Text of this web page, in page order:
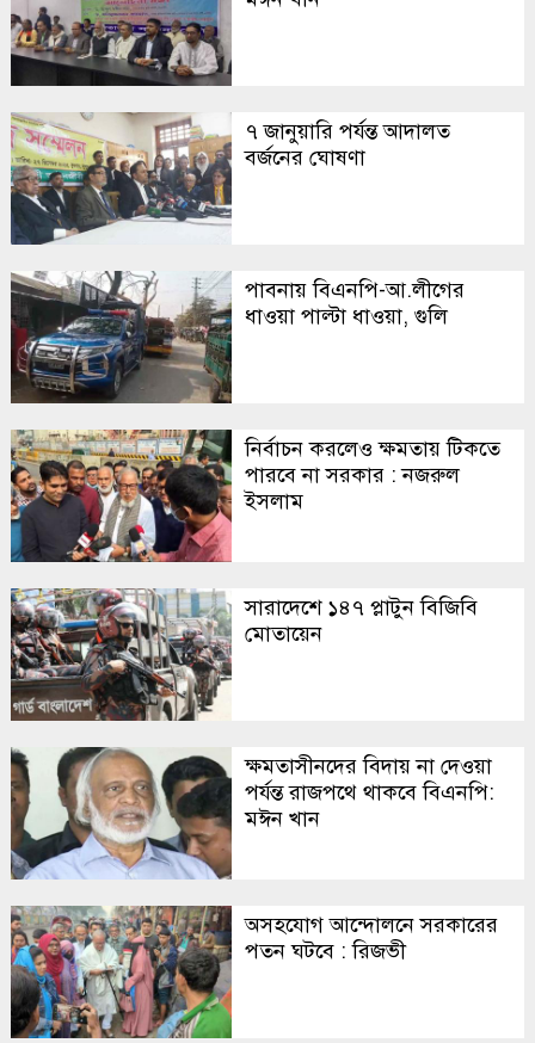
৭ জানুয়ারি পর্যন্ত আদালত
বর্জনের ঘোষণা
পাবনায় বিএনপি-আ.লীগের
ধাওয়া পাল্টা ধাওয়া, গুলি
নির্বাচন করলেও ক্ষমতায় টিকতে
পারবে না সরকার : নজরুল
ইসলাম
সারাদেশে ১৪৭ প্লাটুন বিজিবি
মোতায়েন
ক্ষমতাসীনদের বিদায় না দেওয়া
পর্যন্ত রাজপথে থাকবে বিএনপি:
মঈন খান
অসহযোগ আন্দোলনে সরকারের
পতন ঘটবে : রিজভী